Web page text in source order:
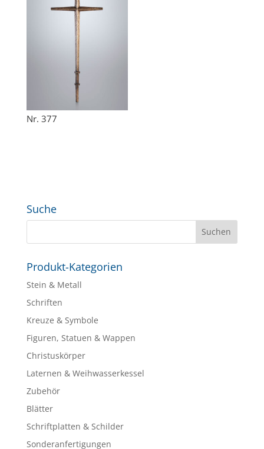
Nr. 377
Suche
Produkt-Kategorien
Stein & Metall
Schriften
Kreuze & Symbole
Figuren, Statuen & Wappen
Christuskörper
Laternen & Weihwasserkessel
Zubehör
Blätter
Schriftplatten & Schilder
Sonderanfertigungen